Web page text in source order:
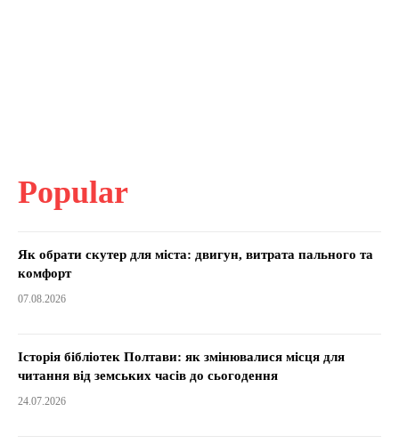
Popular
Як обрати скутер для міста: двигун, витрата пального та
комфорт
07.08.2026
Історія бібліотек Полтави: як змінювалися місця для
читання від земських часів до сьогодення
24.07.2026